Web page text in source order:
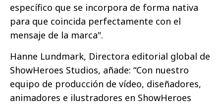
específico que se incorpora de forma nativa
para que coincida perfectamente con el
mensaje de la marca".
Hanne Lundmark, Directora editorial global de
ShowHeroes Studios, añade: “Con nuestro
equipo de producción de vídeo, diseñadores,
animadores e ilustradores en ShowHeroes